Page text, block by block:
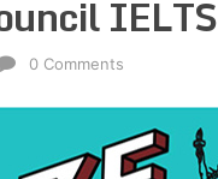
IELTS
0 Comments